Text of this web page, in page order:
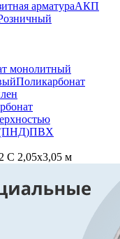
арматураАКП
монолитный
Поликарбонат
(ПНД)ПВХ
C 2,05х3,05 м